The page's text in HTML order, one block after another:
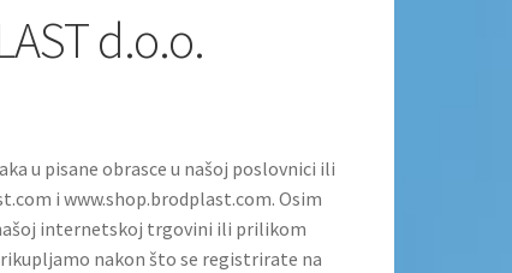
d.o.o.
u pisane obrasce u našoj poslovnici ili
i www.shop.brodplast.com. Osim
internetskoj trgovini ili prilikom
nakon što se registrirate na